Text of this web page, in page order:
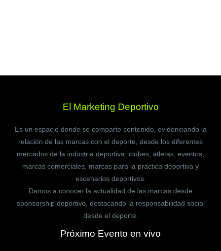
El Marketing Deportivo
Es un espacio donde se comparte contenido, evidenciando la
relación de las marcas con el deporte, desde los diferentes
mercados de la industria deportiva: clubes, atletas, eventos,
marcas comerciales, marcas para la práctica deportiva y
escenarios deportivos.
Damos a conocer la actualidad de las marcas desde
sponsorship deportivo, destacando la responsabilidad social
desde el deporte.
Próximo Evento en vivo